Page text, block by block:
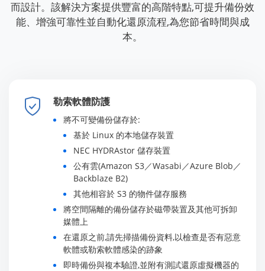
而設計。該解決方案提供豐富的高階特點,可提升備份效
能、增強可靠性並自動化還原流程,為您節省時間與成
本。
勒索軟體防護
將不可變備份儲存於:
基於 Linux 的本地儲存裝置
NEC HYDRAstor 儲存裝置
公有雲(Amazon S3／Wasabi／Azure Blob／
Backblaze B2)
其他相容於 S3 的物件儲存服務
將空間隔離的備份儲存於磁帶裝置及其他可拆卸
媒體上
在還原之前,請先掃描備份資料,以檢查是否有惡意
軟體或勒索軟體感染的跡象
即時備份與複本驗證,並附有測試還原虛擬機器的